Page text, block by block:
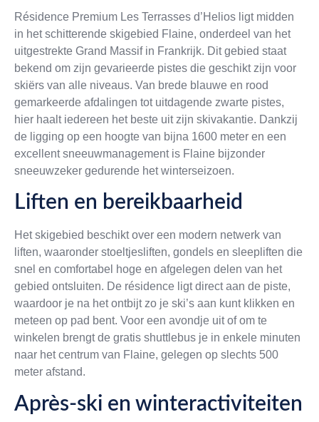
Résidence Premium Les Terrasses d’Helios ligt midden
in het schitterende skigebied Flaine, onderdeel van het
uitgestrekte Grand Massif in Frankrijk. Dit gebied staat
bekend om zijn gevarieerde pistes die geschikt zijn voor
skiërs van alle niveaus. Van brede blauwe en rood
gemarkeerde afdalingen tot uitdagende zwarte pistes,
hier haalt iedereen het beste uit zijn skivakantie. Dankzij
de ligging op een hoogte van bijna 1600 meter en een
excellent sneeuwmanagement is Flaine bijzonder
sneeuwzeker gedurende het winterseizoen.
Liften en bereikbaarheid
Het skigebied beschikt over een modern netwerk van
liften, waaronder stoeltjesliften, gondels en sleepliften die
snel en comfortabel hoge en afgelegen delen van het
gebied ontsluiten. De résidence ligt direct aan de piste,
waardoor je na het ontbijt zo je ski’s aan kunt klikken en
meteen op pad bent. Voor een avondje uit of om te
winkelen brengt de gratis shuttlebus je in enkele minuten
naar het centrum van Flaine, gelegen op slechts 500
meter afstand.
Après-ski en winteractiviteiten